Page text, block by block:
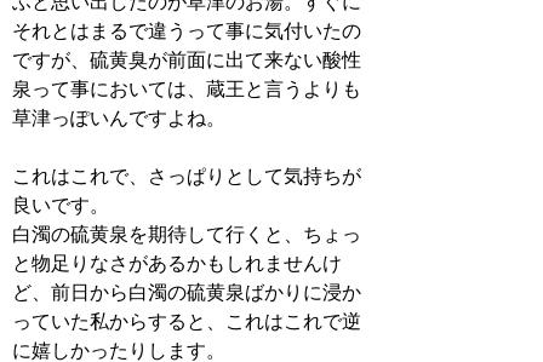
それとはまるで違うって事に気付いたの
ですが、硫黄臭が前面に出て来ない酸性
泉って事においては、蔵王と言うよりも
草津っぽいんですよね。
これはこれで、さっぱりとして気持ちが
良いです。
白濁の硫黄泉を期待して行くと、ちょっ
と物足りなさがあるかもしれませんけ
ど、前日から白濁の硫黄泉ばかりに浸か
っていた私からすると、これはこれで逆
に嬉しかったりします。